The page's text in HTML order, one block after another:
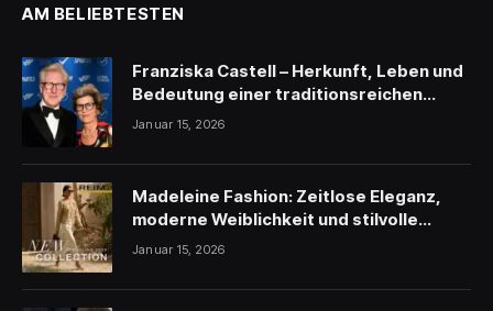
AM BELIEBTESTEN
Franziska Castell – Herkunft, Leben und
Bedeutung einer traditionsreichen
Persönlichkeit
Januar 15, 2026
Madeleine Fashion: Zeitlose Eleganz,
moderne Weiblichkeit und stilvolle
Inspiration
Januar 15, 2026